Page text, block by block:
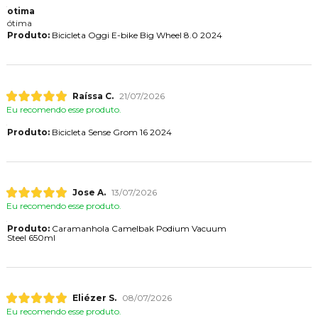
otima
ótima
Produto:Bicicleta Oggi E-bike Big Wheel 8.0 2024
Raíssa C. 21/07/2026
Eu recomendo esse produto.
Produto:Bicicleta Sense Grom 16 2024
Jose A. 13/07/2026
Eu recomendo esse produto.
Produto:Caramanhola Camelbak Podium Vacuum
Steel 650ml
Eliézer S.
08/07/2026
Eu recomendo esse produto.